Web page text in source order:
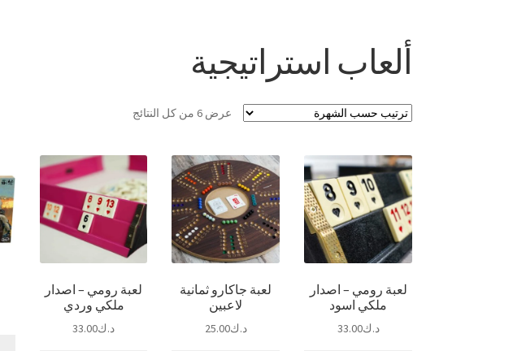
ألعاب استراتيجية
عرض ⁦6⁩ من كل النتائج
الشهرة
لعبة رومي – اصدار
ملكي اسود
د.ك33.00
لعبة جاكارو ثمانية
لاعبين
د.ك25.00
لعبة رومي – اصدار
ملكي وردي
د.ك33.00